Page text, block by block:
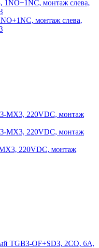
монтаж слева,
220VDC, монтаж